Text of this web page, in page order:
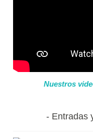
Nuestros
Entradas